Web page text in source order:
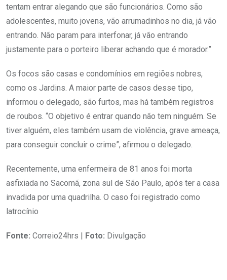
tentam entrar alegando que são funcionários. Como são
adolescentes, muito jovens, vão arrumadinhos no dia, já vão
entrando. Não param para interfonar, já vão entrando
justamente para o porteiro liberar achando que é morador.”
Os focos são casas e condomínios em regiões nobres,
como os Jardins. A maior parte de casos desse tipo,
informou o delegado, são furtos, mas há também registros
de roubos. “O objetivo é entrar quando não tem ninguém. Se
tiver alguém, eles também usam de violência, grave ameaça,
para conseguir concluir o crime”, afirmou o delegado.
Recentemente, uma enfermeira de 81 anos foi morta
asfixiada no Sacomã, zona sul de São Paulo, após ter a casa
invadida por uma quadrilha. O caso foi registrado como
latrocínio
Fonte: Correio24hrs | Foto: Divulgação